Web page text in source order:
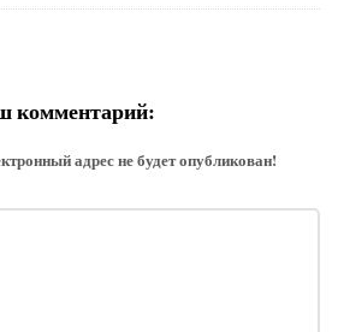
комментарий:
адрес не будет опубликован!